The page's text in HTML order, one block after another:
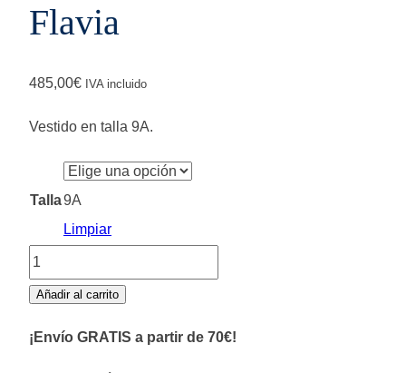
Flavia
485,00€ IVA incluido
Vestido en talla 9A.
Talla9A
Limpiar
Vestido
Comunion
cantidad
Añadir al carrito
¡Envío GRATIS a partir de 70€!